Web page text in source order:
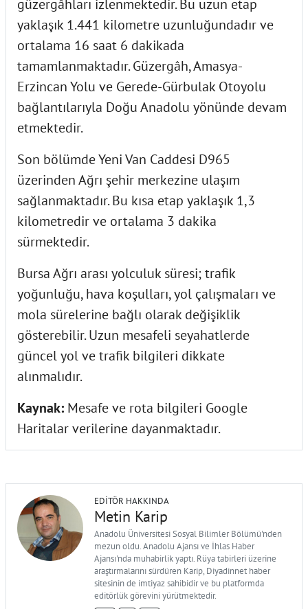
güzergâhları izlenmektedir. Bu uzun etap
yaklaşık 1.441 kilometre uzunluğundadır ve
ortalama 16 saat 6 dakikada
tamamlanmaktadır. Güzergâh, Amasya-
Erzincan Yolu ve Gerede-Gürbulak Otoyolu
bağlantılarıyla Doğu Anadolu yönünde devam
etmektedir.
Son bölümde Yeni Van Caddesi D965
üzerinden Ağrı şehir merkezine ulaşım
sağlanmaktadır. Bu kısa etap yaklaşık 1,3
kilometredir ve ortalama 3 dakika
sürmektedir.
Bursa Ağrı arası yolculuk süresi; trafik
yoğunluğu, hava koşulları, yol çalışmaları ve
mola sürelerine bağlı olarak değişiklik
gösterebilir. Uzun mesafeli seyahatlerde
güncel yol ve trafik bilgileri dikkate
alınmalıdır.
Kaynak: Mesafe ve rota bilgileri Google
Haritalar verilerine dayanmaktadır.
EDITÖR HAKKINDA
Metin Karip
Anadolu Üniversitesi Sosyal Bilimler Bölümü'nden
mezun oldu. Anadolu Ajansı ve İhlas Haber
Ajansı'nda muhabirlik yaptı. Rüya tabirleri üzerine
araştırmalarını sürdüren Karip, Diyadinnet haber
sitesinin de imtiyaz sahibidir ve bu platformda
editörlük görevini yürütmektedir.